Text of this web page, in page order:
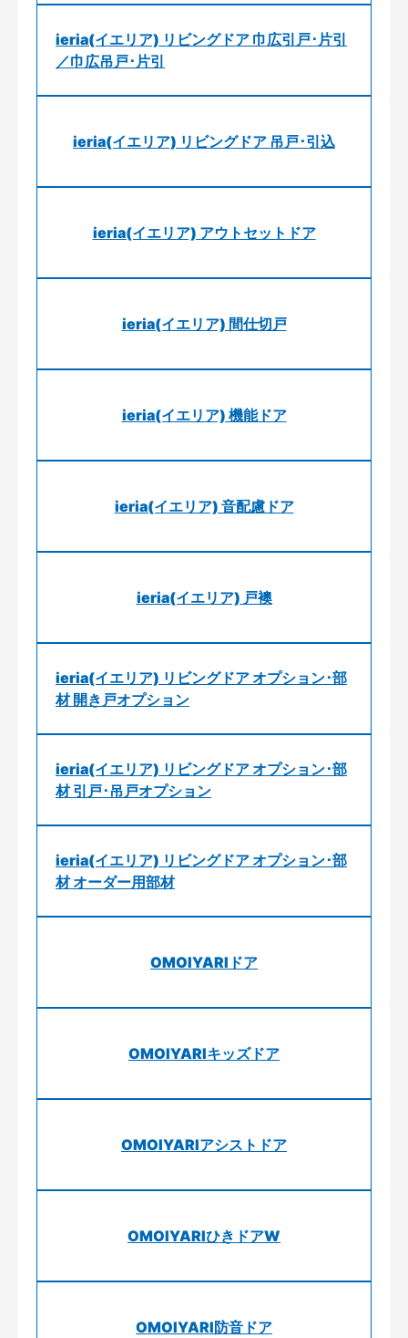
ieria(イエリア) リビングドア 巾広引戸･片引
／巾広吊戸･片引
ieria(イエリア) リビングドア 吊戸･引込
ieria(イエリア) アウトセットドア
ieria(イエリア) 間仕切戸
ieria(イエリア) 機能ドア
ieria(イエリア) 音配慮ドア
ieria(イエリア) 戸襖
ieria(イエリア) リビングドア オプション･部
材 開き戸オプション
ieria(イエリア) リビングドア オプション･部
材 引戸･吊戸オプション
ieria(イエリア) リビングドア オプション･部
材 オーダー用部材
OMOIYARIドア
OMOIYARIキッズドア
OMOIYARIアシストドア
OMOIYARIひきドアW
OMOIYARI防音ドア